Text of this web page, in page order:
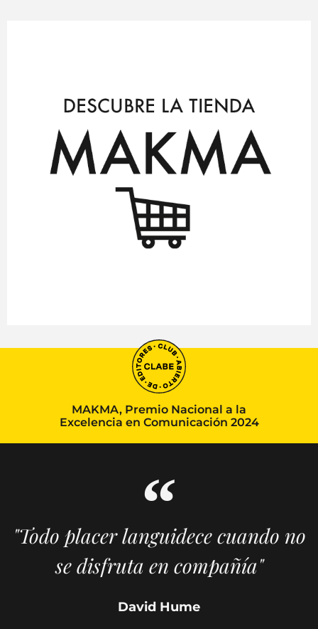
MAKMA, Premio Nacional a la
Excelencia en Comunicación 2024
"Todo placer languidece cuando no
se disfruta en compañía"
David Hume